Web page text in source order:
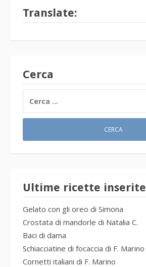
Translate:
Cerca
PER:
Ultime ricette inserite
Gelato con gli oreo di Simona
Crostata di mandorle di Natalia C.
Baci di dama
Schiacciatine di focaccia di F. Marino
Cornetti italiani di F. Marino